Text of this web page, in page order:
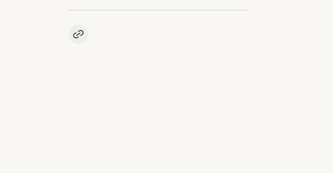
Kopieer link naar artikel